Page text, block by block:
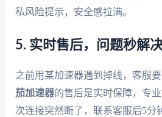
私风险提示，安全感拉满。
5. 实时售后，问题秒解
之前用某加速器遇到掉线，客服要
茄加速器的售后是实时保障，专
次连接突然断了，联系客服后5分